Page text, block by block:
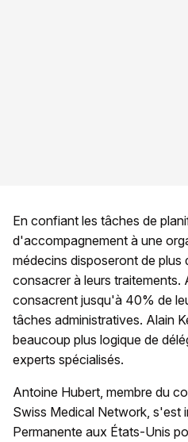
En confiant les tâches de
d'accompagnement à une
médecins disposeront de plus
consacrer à leurs traitements.
consacrent jusqu'à 40% de
tâches administratives. Alain
beaucoup plus logique de
experts spécialisés.
Antoine Hubert, membre du
Swiss Medical Network, s'est
Permanente aux États-Unis